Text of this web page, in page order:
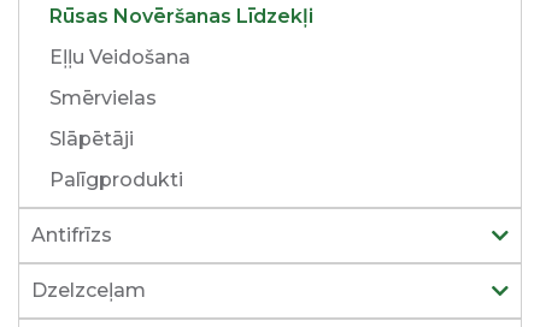
Rūsas Novēršanas Līdzekļi
Eļļu Veidošana
Smērvielas
Slāpētāji
Palīgprodukti
Antifrīzs
Dzelzceļam